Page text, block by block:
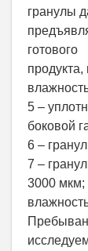
гранулы
готового
5 –
боковой
6 –
7 –
3000 мкм;